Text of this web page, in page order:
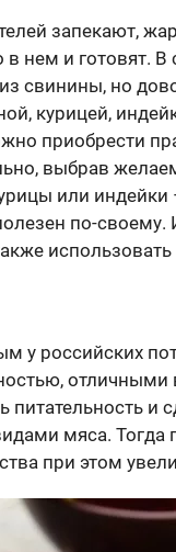
запекают,
нем и готовят. В
свинины, но
курицей,
приобрести
выбрав
или
по-своему.
использовать
у российских
питательность и
мяса. Тогда
при этом